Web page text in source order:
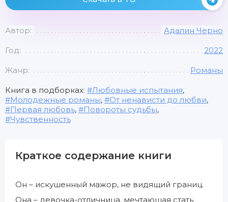
Автор: Адалин Черно
Год: 2022
Жанр: Романы
Книга в подборках: Любовные испытания,
Молодежные романы, От ненависти до любви,
Первая любовь, Повороты судьбы,
Чувственность
Краткое содержание книги
Он – искушенный мажор, не видящий границ.
Она – девочка-отличница, мечтающая стать